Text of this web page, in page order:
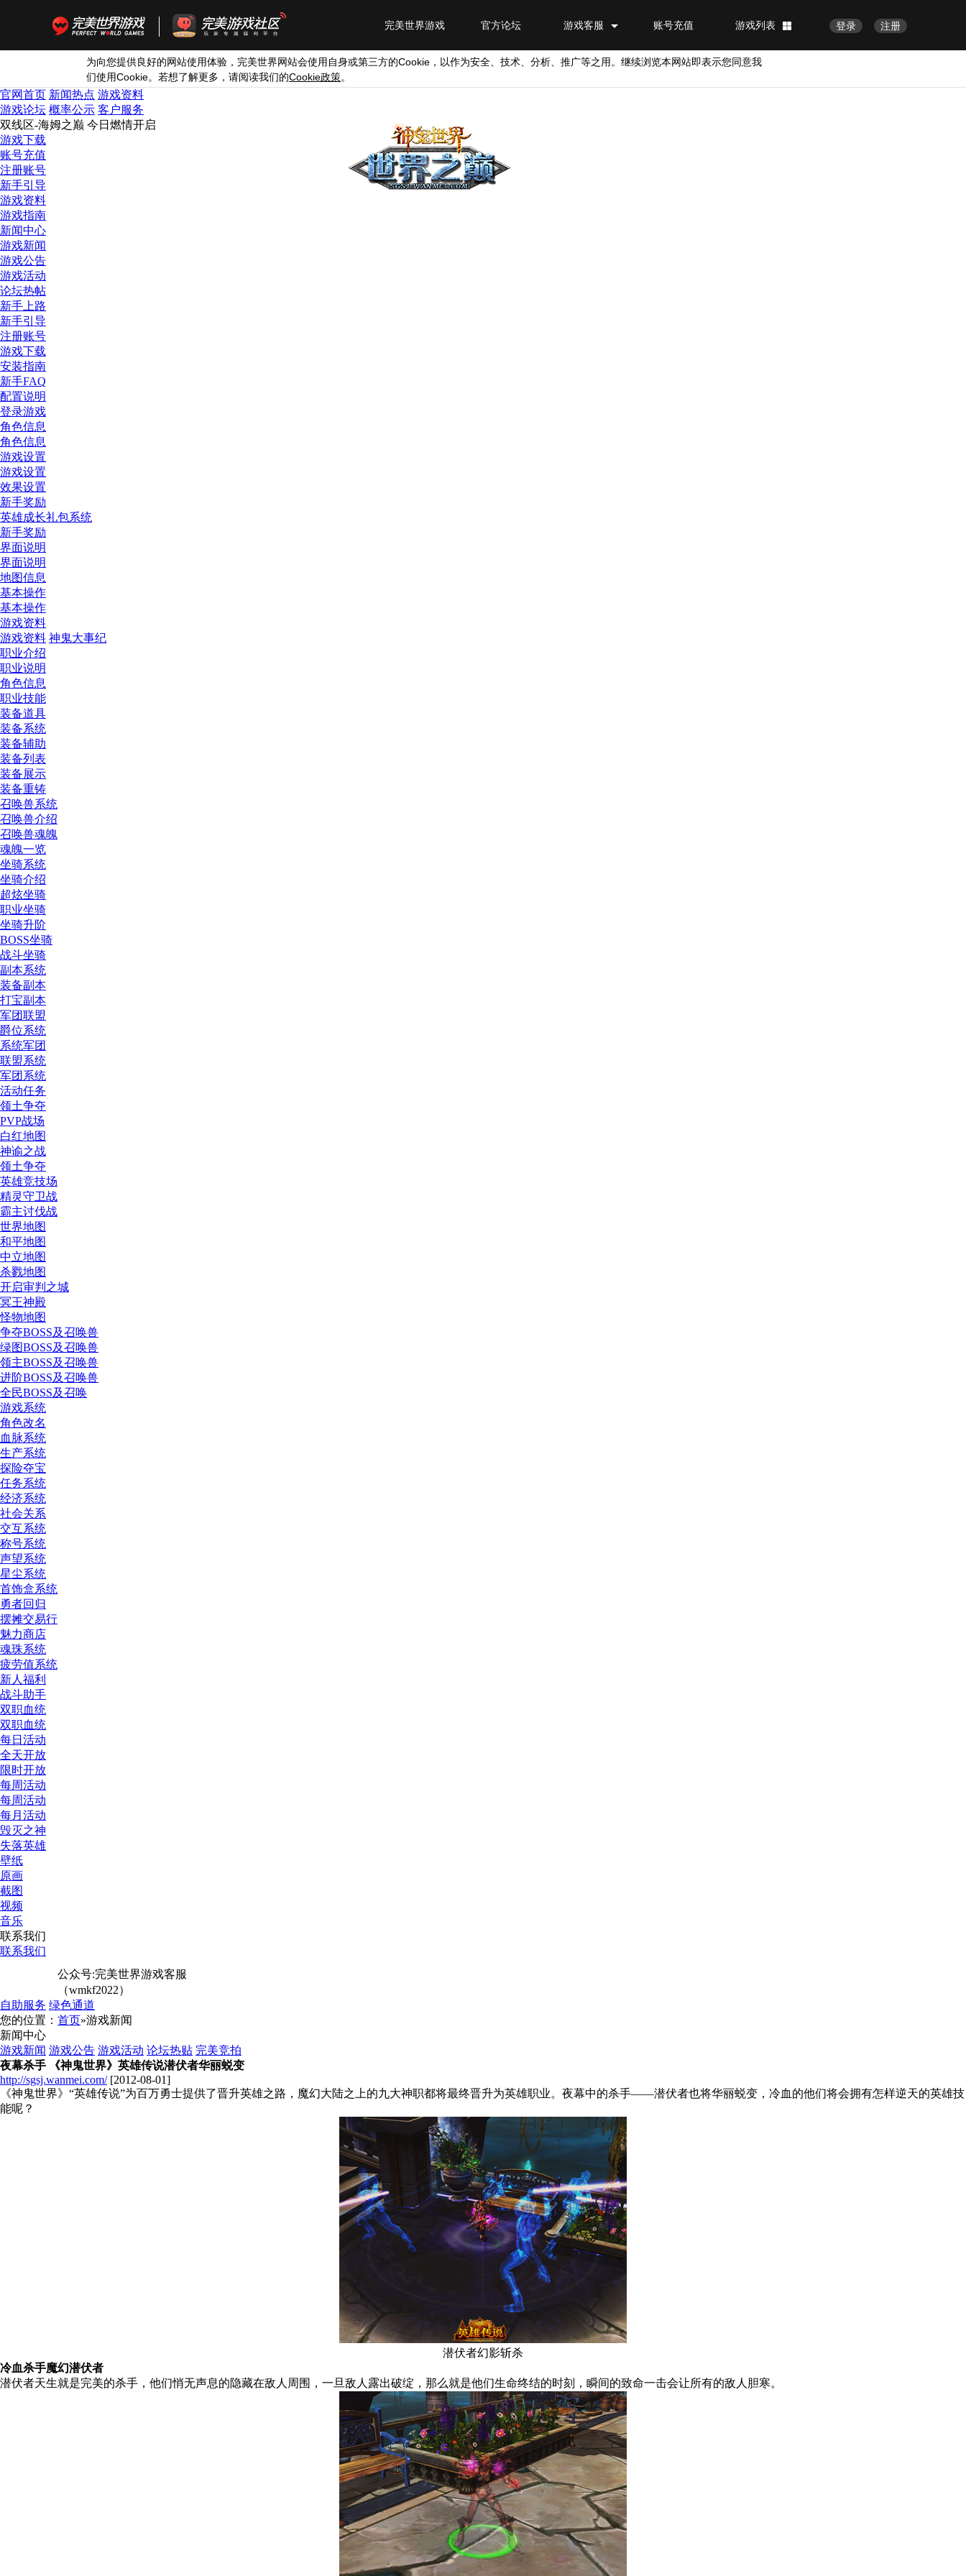
注册
登录
游戏列表
账号充值
游戏客服
官方论坛
完美世界游戏
为向您提供良好的网站使用体验，完美世界网站会使用自身或第三方的Cookie ，以作为安全、技术、分析、推广等之用。继续浏览本网站即表示您同意我
们使用Cookie。若想了解更多，请阅读我们的Cookie政策。
官网首页 新闻热点 游戏资料
游戏论坛 概率公示 客户服务
双线区-海姆之巅 今日燃情开启
游戏下载
账号充值
注册账号
新手引导
游戏资料
游戏指南
新闻中心
游戏新闻
游戏公告
游戏活动
论坛热帖
新手上路
新手引导
注册账号
游戏下载
安装指南
新手FAQ
配置说明
登录游戏
角色信息
角色信息
游戏设置
游戏设置
效果设置
新手奖励
英雄成长礼包系统
新手奖励
界面说明
界面说明
地图信息
基本操作
基本操作
游戏资料
游戏资料 神鬼大事纪
职业介绍
职业说明
角色信息
职业技能
装备道具
装备系统
装备辅助
装备列表
装备展示
装备重铸
召唤兽系统
召唤兽介绍
召唤兽魂魄
魂魄一览
坐骑系统
坐骑介绍
超炫坐骑
职业坐骑
坐骑升阶
BOSS坐骑
战斗坐骑
副本系统
装备副本
打宝副本
军团联盟
爵位系统
系统军团
联盟系统
军团系统
活动任务
领土争夺
PVP战场
白红地图
神谕之战
领土争夺
英雄竞技场
精灵守卫战
霸主讨伐战
世界地图
和平地图
中立地图
杀戮地图
开启审判之城
冥王神殿
怪物地图
争夺BOSS及召唤兽
绿图BOSS及召唤兽
领主BOSS及召唤兽
进阶BOSS及召唤兽
全民BOSS及召唤
游戏系统
角色改名
血脉系统
生产系统
探险夺宝
任务系统
经济系统
社会关系
交互系统
称号系统
声望系统
星尘系统
首饰盒系统
勇者回归
摆摊交易行
魅力商店
魂珠系统
疲劳值系统
新人福利
战斗助手
双职血统
双职血统
每日活动
全天开放
限时开放
每周活动
每周活动
每月活动
毁灭之神
失落英雄
壁纸
原画
截图
视频
音乐
联系我们
联系我们
公众号:完美世界游戏客服
（wmkf2022）
自助服务 绿色通道
您的位置： 首页»游戏新闻
新闻中心
游戏新闻 游戏公告 游戏活动 论坛热贴 完美竞拍
夜幕杀手 《神鬼世界》英雄传说潜伏者华丽蜕变
http://sgsj.wanmei.com/[2012-08-01]
《神鬼世界》“英雄传说”为百万勇士提供了晋升英雄之路，魔幻大陆之上的九大神职都将最终晋升为英雄职业。夜幕中的杀手——潜伏者也将华丽蜕变，冷血的他们将会拥有怎样逆天的英雄技
能呢？
潜伏者幻影斩杀
冷血杀手魔幻潜伏者
潜伏者天生就是完美的杀手，他们悄无声息的隐藏在敌人周围，一旦敌人露出破绽，那么就是他们生命终结的时刻，瞬间的致命一击会让所有的敌人胆寒。